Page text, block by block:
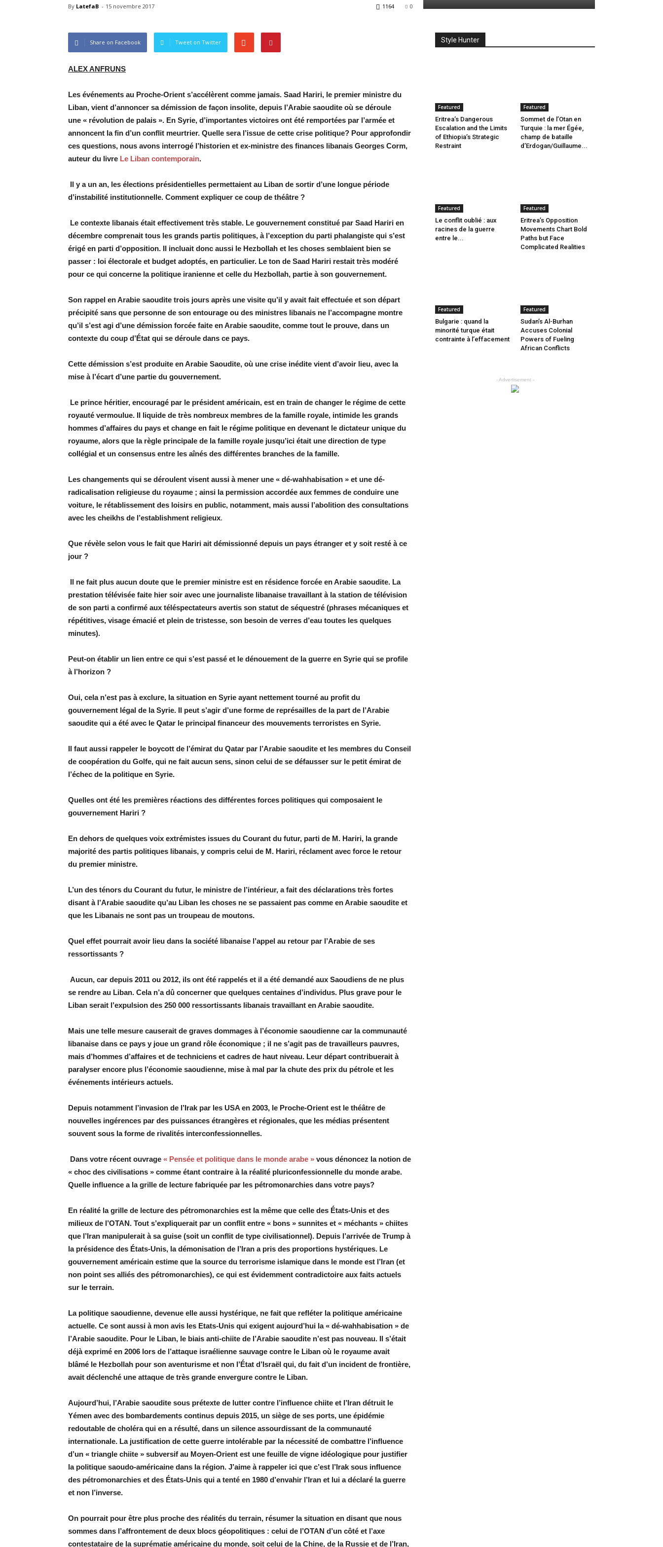
By LatefaB - 15 novembre 2017 0
1164
Share on Facebook Tweet on Twitter
ALEX ANFRUNS
Les événements au Proche-Orient s’accélèrent comme jamais. Saad Hariri, le premier ministre du
Liban, vient d’annoncer sa démission de façon insolite, depuis l’Arabie saoudite où se déroule
une « révolution de palais ». En Syrie, d’importantes victoires ont été remportées par l’armée et
annoncent la fin d’un conflit meurtrier. Quelle sera l’issue de cette crise politique? Pour approfondir
ces questions, nous avons interrogé l’historien et ex-ministre des finances libanais Georges Corm,
auteur du livre Le Liban contemporain.
Il y a un an, les élections présidentielles permettaient au Liban de sortir d’une longue période
d’instabilité institutionnelle. Comment expliquer ce coup de théâtre ?
Le contexte libanais était effectivement très stable. Le gouvernement constitué par Saad Hariri en
décembre comprenait tous les grands partis politiques, à l’exception du parti phalangiste qui s’est
érigé en parti d’opposition. Il incluait donc aussi le Hezbollah et les choses semblaient bien se
passer : loi électorale et budget adoptés, en particulier. Le ton de Saad Hariri restait très modéré
pour ce qui concerne la politique iranienne et celle du Hezbollah, partie à son gouvernement.
Son rappel en Arabie saoudite trois jours après une visite qu’il y avait fait effectuée et son départ
précipité sans que personne de son entourage ou des ministres libanais ne l’accompagne montre
qu’il s’est agi d’une démission forcée faite en Arabie saoudite, comme tout le prouve, dans un
contexte du coup d’État qui se déroule dans ce pays.
Cette démission s’est produite en Arabie Saoudite, où une crise inédite vient d’avoir lieu, avec la
mise à l’écart d’une partie du gouvernement.
Le prince héritier, encouragé par le président américain, est en train de changer le régime de cette
royauté vermoulue. Il liquide de très nombreux membres de la famille royale, intimide les grands
hommes d’affaires du pays et change en fait le régime politique en devenant le dictateur unique du
royaume, alors que la règle principale de la famille royale jusqu’ici était une direction de type
collégial et un consensus entre les aînés des différentes branches de la famille.
Les changements qui se déroulent visent aussi à mener une « dé-wahhabisation » et une dé-
radicalisation religieuse du royaume ; ainsi la permission accordée aux femmes de conduire une
voiture, le rétablissement des loisirs en public, notamment, mais aussi l’abolition des consultations
avec les cheikhs de l’establishment religieux.
Que révèle selon vous le fait que Hariri ait démissionné depuis un pays étranger et y soit resté à ce
jour ?
Il ne fait plus aucun doute que le premier ministre est en résidence forcée en Arabie saoudite. La
prestation télévisée faite hier soir avec une journaliste libanaise travaillant à la station de télévision
de son parti a confirmé aux téléspectateurs avertis son statut de séquestré (phrases mécaniques et
répétitives, visage émacié et plein de tristesse, son besoin de verres d’eau toutes les quelques
minutes).
Peut-on établir un lien entre ce qui s’est passé et le dénouement de la guerre en Syrie qui se profile
à l’horizon ?
Oui, cela n’est pas à exclure, la situation en Syrie ayant nettement tourné au profit du
gouvernement légal de la Syrie. Il peut s’agir d’une forme de représailles de la part de l’Arabie
saoudite qui a été avec le Qatar le principal financeur des mouvements terroristes en Syrie.
Il faut aussi rappeler le boycott de l’émirat du Qatar par l’Arabie saoudite et les membres du Conseil
de coopération du Golfe, qui ne fait aucun sens, sinon celui de se défausser sur le petit émirat de
l’échec de la politique en Syrie.
Quelles ont été les premières réactions des différentes forces politiques qui composaient le
gouvernement Hariri ?
En dehors de quelques voix extrémistes issues du Courant du futur, parti de M. Hariri, la grande
majorité des partis politiques libanais, y compris celui de M. Hariri, réclament avec force le retour
du premier ministre.
L’un des ténors du Courant du futur, le ministre de l’intérieur, a fait des déclarations très fortes
disant à l’Arabie saoudite qu’au Liban les choses ne se passaient pas comme en Arabie saoudite et
que les Libanais ne sont pas un troupeau de moutons.
Quel effet pourrait avoir lieu dans la société libanaise l’appel au retour par l’Arabie de ses
ressortissants ?
Aucun, car depuis 2011 ou 2012, ils ont été rappelés et il a été demandé aux Saoudiens de ne plus
se rendre au Liban. Cela n’a dû concerner que quelques centaines d’individus. Plus grave pour le
Liban serait l’expulsion des 250 000 ressortissants libanais travaillant en Arabie saoudite.
Mais une telle mesure causerait de graves dommages à l’économie saoudienne car la communauté
libanaise dans ce pays y joue un grand rôle économique ; il ne s’agit pas de travailleurs pauvres,
mais d’hommes d’affaires et de techniciens et cadres de haut niveau. Leur départ contribuerait à
paralyser encore plus l’économie saoudienne, mise à mal par la chute des prix du pétrole et les
événements intérieurs actuels.
Depuis notamment l’invasion de l’Irak par les USA en 2003, le Proche-Orient est le théâtre de
nouvelles ingérences par des puissances étrangères et régionales, que les médias présentent
souvent sous la forme de rivalités interconfessionnelles.
Dans votre récent ouvrage « Pensée et politique dans le monde arabe » vous dénoncez la notion de
« choc des civilisations » comme étant contraire à la réalité pluriconfessionnelle du monde arabe.
Quelle influence a la grille de lecture fabriquée par les pétromonarchies dans votre pays?
En réalité la grille de lecture des pétromonarchies est la même que celle des États-Unis et des
milieux de l’OTAN. Tout s’expliquerait par un conflit entre « bons » sunnites et « méchants » chiites
que l’Iran manipulerait à sa guise (soit un conflit de type civilisationnel). Depuis l’arrivée de Trump à
la présidence des États-Unis, la démonisation de l’Iran a pris des proportions hystériques. Le
gouvernement américain estime que la source du terrorisme islamique dans le monde est l’Iran (et
non point ses alliés des pétromonarchies), ce qui est évidemment contradictoire aux faits actuels
sur le terrain.
La politique saoudienne, devenue elle aussi hystérique, ne fait que refléter la politique américaine
actuelle. Ce sont aussi à mon avis les Etats-Unis qui exigent aujourd’hui la « dé-wahhabisation » de
l’Arabie saoudite. Pour le Liban, le biais anti-chiite de l’Arabie saoudite n’est pas nouveau. Il s’était
déjà exprimé en 2006 lors de l’attaque israélienne sauvage contre le Liban où le royaume avait
blâmé le Hezbollah pour son aventurisme et non l’État d’Israël qui, du fait d’un incident de frontière,
avait déclenché une attaque de très grande envergure contre le Liban.
Aujourd’hui, l’Arabie saoudite sous prétexte de lutter contre l’influence chiite et l’Iran détruit le
Yémen avec des bombardements continus depuis 2015, un siège de ses ports, une épidémie
redoutable de choléra qui en a résulté, dans un silence assourdissant de la communauté
internationale. La justification de cette guerre intolérable par la nécessité de combattre l’influence
d’un « triangle chiite » subversif au Moyen-Orient est une feuille de vigne idéologique pour justifier
la politique saoudo-américaine dans la région. J’aime à rappeler ici que c’est l’Irak sous influence
des pétromonarchies et des États-Unis qui a tenté en 1980 d’envahir l’Iran et lui a déclaré la guerre
et non l’inverse.
On pourrait pour être plus proche des réalités du terrain, résumer la situation en disant que nous
sommes dans l’affrontement de deux blocs géopolitiques : celui de l’OTAN d’un côté et l’axe
contestataire de la suprématie américaine du monde, soit celui de la Chine, de la Russie et de l’Iran,
Style Hunter
Featured
Eritrea’s Dangerous
Escalation and the Limits
of Ethiopia’s Strategic
Restraint
Featured
Sommet de l’Otan en
Turquie : la mer Égée,
champ de bataille
d’Erdogan/Guillaume...
Featured
Le conflit oublié : aux
racines de la guerre
entre le...
Featured
Eritrea’s Opposition
Movements Chart Bold
Paths but Face
Complicated Realities
Featured
Bulgarie : quand la
minorité turque était
contrainte à l’effacement
Featured
Sudan’s Al-Burhan
Accuses Colonial
Powers of Fueling
African Conflicts
- Advertisement -